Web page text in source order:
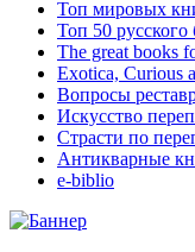
Топ мировых
Топ 50
The great books
Exotica, Curious
Вопросы
Искусство
Страсти по
Антикварные
e-biblio